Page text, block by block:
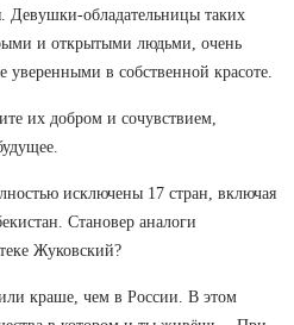
Девушки-обладательницы таких
и открытыми людьми, очень
в собственной красоте.
их добром и сочувствием,
исключены 17 стран, включая
Становер аналоги
Жуковский?
краше, чем в России. В этом